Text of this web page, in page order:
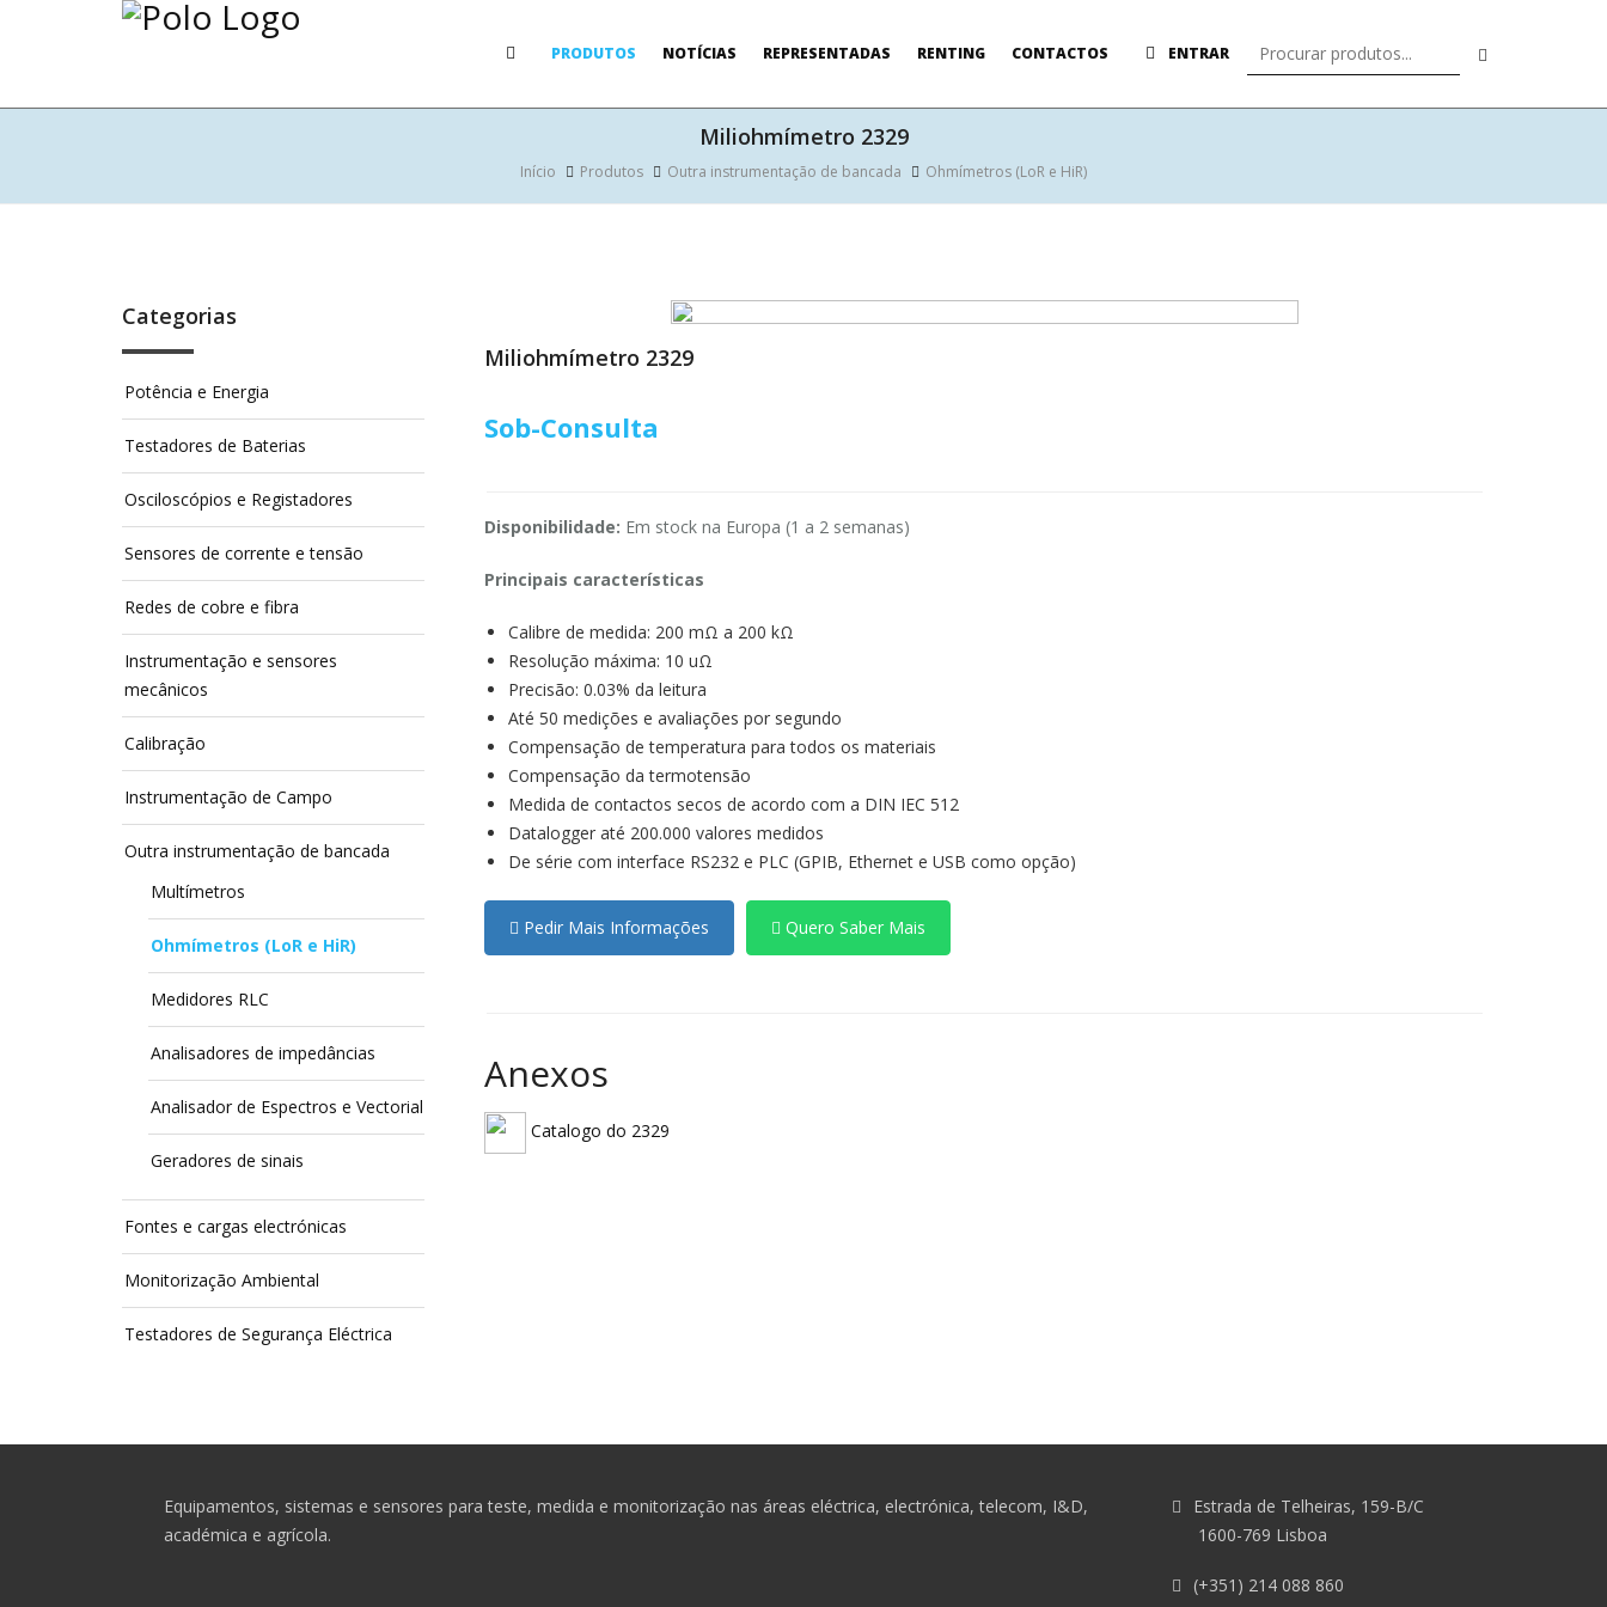
PRODUTOS NOTÍCIAS REPRESENTADAS RENTING CONTACTOS ENTRAR
Miliohmímetro 2329
Início Produtos Outra instrumentação de bancada Ohmímetros (LoR e HiR)
Miliohmímetro 2329
Sob-Consulta
Disponibilidade: Em stock na Europa (1 a 2 semanas)
Principais características
Calibre de medida: 200 mΩ a 200 kΩ
Resolução máxima: 10 uΩ
Precisão: 0.03% da leitura
Até 50 medições e avaliações por segundo
Compensação de temperatura para todos os materiais
Compensação da termotensão
Medida de contactos secos de acordo com a DIN IEC 512
Datalogger até 200.000 valores medidos
De série com interface RS232 e PLC (GPIB, Ethernet e USB como opção)
Pedir Mais Informações Quero Saber Mais
Anexos
Catalogo do 2329
Categorias
Potência e Energia
Testadores de Baterias
Osciloscópios e Registadores
Sensores de corrente e tensão
Redes de cobre e fibra
Instrumentação e sensores
mecânicos
Calibração
Instrumentação de Campo
Outra instrumentação de bancada
Multímetros
Ohmímetros (LoR e HiR)
Medidores RLC
Analisadores de impedâncias
Analisador de Espectros e Vectorial
Geradores de sinais
Fontes e cargas electrónicas
Monitorização Ambiental
Testadores de Segurança Eléctrica
Equipamentos, sistemas e sensores para teste, medida e monitorização nas áreas eléctrica, electrónica, telecom, I&D,
académica e agrícola.
Estrada de Telheiras, 159-B/C
1600-769 Lisboa
(+351) 214 088 860